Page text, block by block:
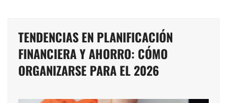
TENDENCIAS EN PLANIFICACIÓN
FINANCIERA Y AHORRO: CÓMO
ORGANIZARSE PARA EL 2026